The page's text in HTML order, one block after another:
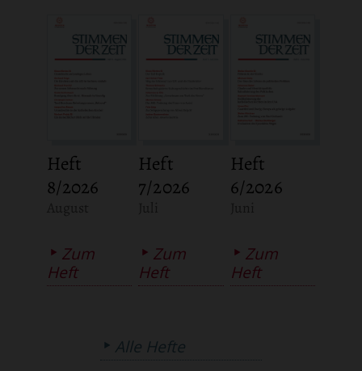
Heft
8/2026
Zum
Heft
Heft
7/2026
Zum
Heft
Heft
6/2026
Zum
Heft
Alle Hefte